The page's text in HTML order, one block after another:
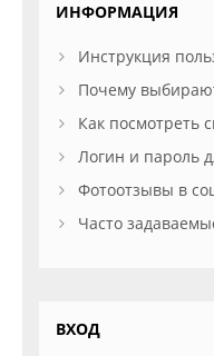
ИНФОРМАЦИЯ
Инструкция
Почему
Как посмотреть
Логин и пароль
Фотоотзывы в
Часто
ВХОД